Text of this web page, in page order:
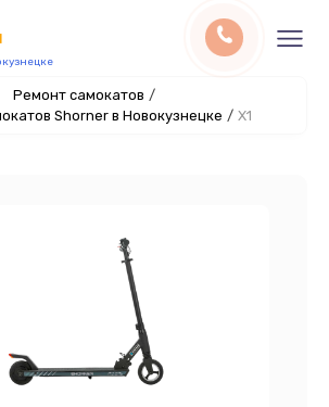
Ремонт самокатов /
Shorner в Новокузнецке / X1